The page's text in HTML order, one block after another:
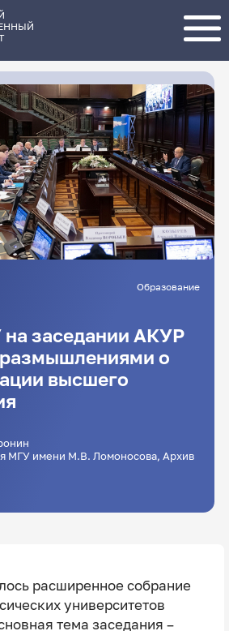
Образование
на заседании АКУР
о
высшего
расширенное собрание
университетов
тема заседания –